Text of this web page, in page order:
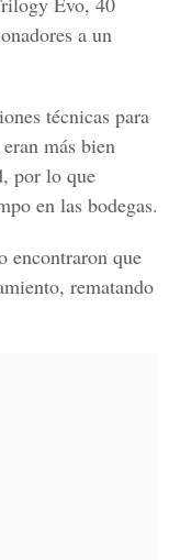
a un
técnicas para
más bien
por lo que
en las bodegas.
encontraron que
rematando